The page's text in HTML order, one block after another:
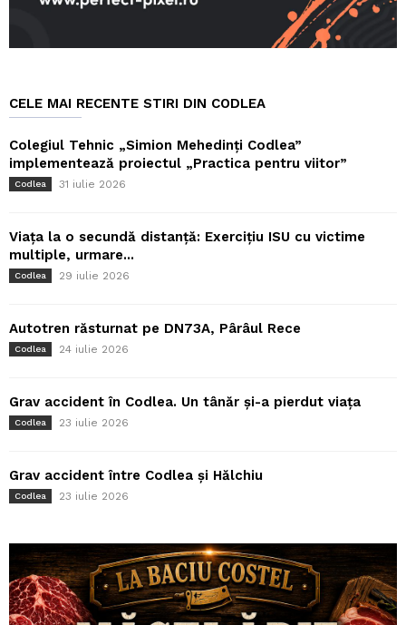
CELE MAI RECENTE STIRI DIN CODLEA
Colegiul Tehnic „Simion Mehedinți Codlea”
implementează proiectul „Practica pentru viitor”
Codlea 31 iulie 2026
Viața la o secundă distanță: Exercițiu ISU cu victime
multiple, urmare...
Codlea 29 iulie 2026
Autotren răsturnat pe DN73A, Pârâul Rece
Codlea 24 iulie 2026
Grav accident în Codlea. Un tânăr și-a pierdut viața
Codlea 23 iulie 2026
Grav accident între Codlea și Hălchiu
Codlea 23 iulie 2026